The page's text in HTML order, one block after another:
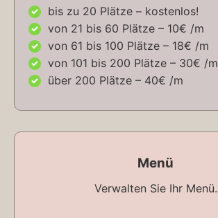
bis zu 20 Plätze – kostenlos!
von 21 bis 60 Plätze – 10€ /m
von 61 bis 100 Plätze – 18€ /m
von 101 bis 200 Plätze – 30€ /m
über 200 Plätze – 40€ /m
Menü
Verwalten Sie Ihr Menü.